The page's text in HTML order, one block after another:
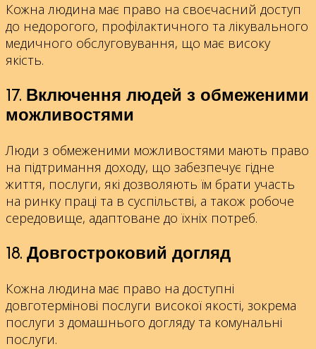
Кожна людина має право на своєчасний доступ
до недорогого, профілактичного та лікувального
медичного обслуговування, що має високу
якість.
17. Включення людей з обмеженими
можливостями
Люди з обмеженими можливостями мають право
на підтримання доходу, що забезпечує гідне
життя, послуги, які дозволяють їм брати участь
на ринку праці та в суспільстві, а також робоче
середовище, адаптоване до їхніх потреб.
18. Довгостроковий догляд
Кожна людина має право на доступні
довготермінові послуги високої якості, зокрема
послуги з домашнього догляду та комунальні
послуги.